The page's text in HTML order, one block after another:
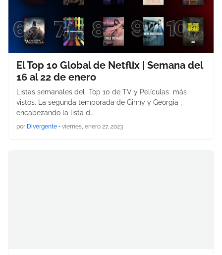
El Top 10 Global de Netflix | Semana del
16 al 22 de enero
Listas semanales del Top 10 de TV y Películas más
vistos. La segunda temporada de Ginny y Georgia ,
encabezando la lista d…
por Divergente • viernes, enero 27, 2023